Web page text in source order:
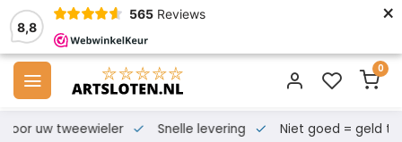
8,8
565 Reviews ×
0
voor uw tweewieler Snelle levering Niet goed = geld